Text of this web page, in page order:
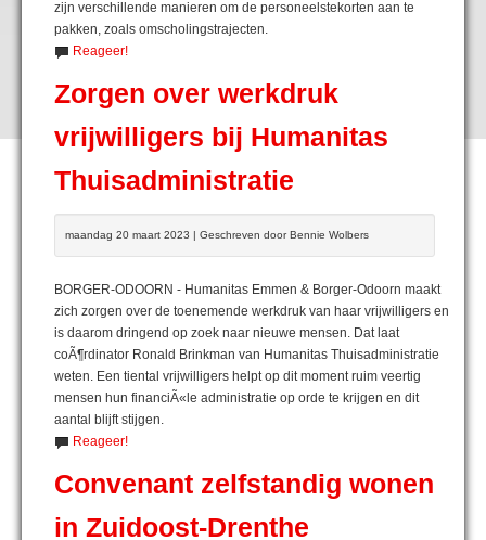
zijn verschillende manieren om de personeelstekorten aan te
pakken, zoals omscholingstrajecten.
Reageer!
Zorgen over werkdruk
vrijwilligers bij Humanitas
Thuisadministratie
maandag 20 maart 2023 | Geschreven door Bennie Wolbers
BORGER-ODOORN - Humanitas Emmen & Borger-Odoorn maakt
zich zorgen over de toenemende werkdruk van haar vrijwilligers en
is daarom dringend op zoek naar nieuwe mensen. Dat laat
coÃ¶rdinator Ronald Brinkman van Humanitas Thuisadministratie
weten. Een tiental vrijwilligers helpt op dit moment ruim veertig
mensen hun financiÃ«le administratie op orde te krijgen en dit
aantal blijft stijgen.
Reageer!
Convenant zelfstandig wonen
in Zuidoost-Drenthe